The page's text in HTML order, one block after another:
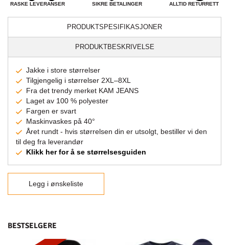
RASKE LEVERANSER SIKRE BETALINGER ALLTID RETURRETT
PRODUKTSPESIFIKASJONER
PRODUKTBESKRIVELSE
Jakke i store størrelser
Tilgjengelig i størrelser 2XL–8XL
Fra det trendy merket KAM JEANS
Laget av 100 % polyester
Fargen er svart
Maskinvaskes på 40°
Året rundt - hvis størrelsen din er utsolgt, bestiller vi den
til deg fra leverandør
Klikk her for å se størrelsesguiden
Legg i ønskeliste
BESTSELGERE